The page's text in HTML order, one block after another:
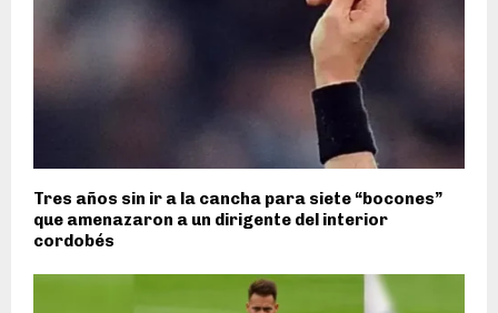
Tres años sin ir a la cancha para siete “bocones”
que amenazaron a un dirigente del interior
cordobés